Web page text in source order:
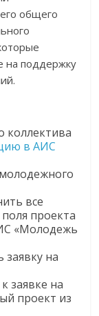
общего
на поддержку
коллектива
в АИС
все
проекта
«Молодежь
на
заявке на
проект из